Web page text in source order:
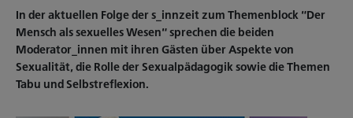
In der aktuellen Folge der s_innzeit zum Themenblock “Der
Mensch als sexuelles Wesen“ sprechen die beiden
Moderator_innen mit ihren Gästen über Aspekte von
Sexualität, die Rolle der Sexualpädagogik sowie die Themen
Tabu und Selbstreflexion.